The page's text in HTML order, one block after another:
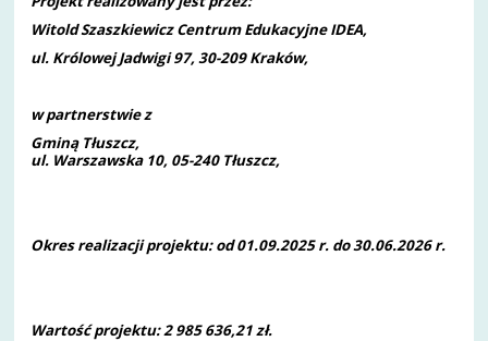
Witold Szaszkiewicz Centrum Edukacyjne IDEA,
ul. Królowej Jadwigi 97, 30-209 Kraków,
w partnerstwie z
Gminą Tłuszcz,
ul. Warszawska 10, 05-240 Tłuszcz,
Okres realizacji projektu: od 01.09.2025 r. do 30.06.2026 r.
Wartość projektu: 2 985 636,21 zł.